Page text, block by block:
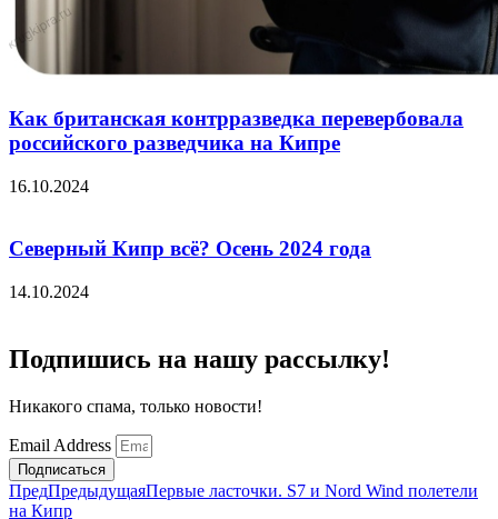
Как британская контрразведка перевербовала
российского разведчика на Кипре
16.10.2024
Северный Кипр всё? Осень 2024 года
14.10.2024
Подпишись на нашу рассылку!
Никакого спама, только новости!
Email Address
Подписаться
ПредПредыдущаяПервые ласточки. S7 и Nord Wind полетели
на Кипр